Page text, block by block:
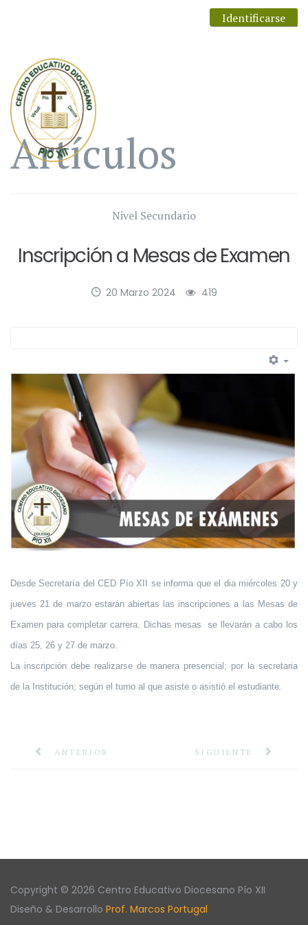
Identificarse
Artículos
Nivel Secundario
Inscripción a Mesas de Examen
20 Marzo 2024 419
Desde Secretaría del CED Pío XII se informa que el dia miércoles 20 y
jueves 21 de marzo estarán abiertas las inscripciones a las Mesas de
Examen para completar carrera. Dichas mesas se llevarán a cabo los
días 25, 26 y 27 de marzo.
La inscripción debe realizarse de manera presencial; por la secretaria
de la Institución; según el turno al que asiste o asistió el estudiante.
ANTERIOR SIGUIENTE
Copyright © 2026 Centro Educativo Diocesano Pío XII
Diseño & Desarrollo Prof. Marcos Portugal